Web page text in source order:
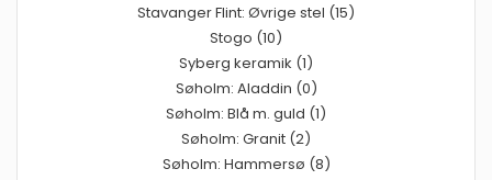
Stavanger Flint: Øvrige stel (15)
Stogo (10)
Syberg keramik (1)
Søholm: Aladdin (0)
Søholm: Blå m. guld (1)
Søholm: Granit (2)
Søholm: Hammersø (8)